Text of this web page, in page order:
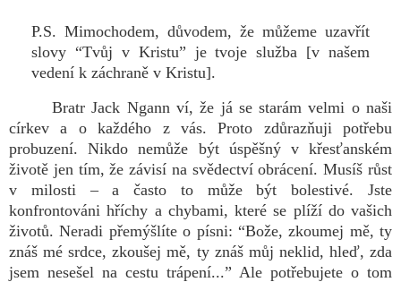
P.S. Mimochodem, důvodem, že můžeme uzavřít
slovy “Tvůj v Kristu” je tvoje služba [v našem
vedení k záchraně v Kristu].
Bratr Jack Ngann ví, že já se starám velmi o naši
církev a o každého z vás. Proto zdůrazňuji potřebu
probuzení. Nikdo nemůže být úspěšný v křesťanském
životě jen tím, že závisí na svědectví obrácení. Musíš růst
v milosti – a často to může být bolestivé. Jste
konfrontováni hříchy a chybami, které se plíží do vašich
životů. Neradi přemýšlíte o písni: “Bože, zkoumej mě, ty
znáš mé srdce, zkoušej mě, ty znáš můj neklid, hleď, zda
jsem nesešel na cestu trápení...” Ale potřebujete o tom